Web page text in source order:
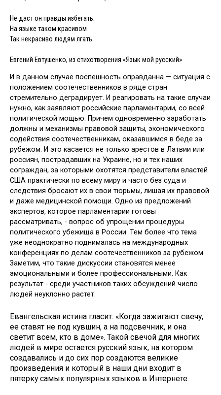
Не даст он правды избегать.
На языке таком красивом
Так некрасиво людям лгать.
Евгений Евтушенко, из стихотворения «Язык мой русский»
И в данном случае поспешность оправданна — ситуация с
положением соотечественников в ряде стран
стремительно деградирует. И реагировать на такие случаи
нужно, как заявляют российские парламентарии, со всей
политической мощью. Причем одновременно заработать
должны и механизмы правовой защиты, экономического
содействия соотечественникам, оказавшимся в беде за
рубежом. И это касается не только арестов в Латвии или
россиян, пострадавших на Украине, но и тех наших
сограждан, за которыми охотятся представители властей
США практически по всему миру и часто без суда и
следствия бросают их в свои тюрьмы, лишая их правовой
и даже медицинской помощи. Одно из предложений
экспертов, которое парламентарии готовы
рассматривать, - вопрос об упрощении процедуры
политического убежища в России. Тем более что тема
уже неоднократно поднималась на международных
конференциях по делам соотечественников за рубежом.
Заметим, что такие дискуссии становятся менее
эмоциональными и более профессиональными. Как
результат - среди участников таких обсуждений число
людей неуклонно растет.
Евангельская истина гласит: «Когда зажигают свечу,
ее ставят не под кувшин, а на подсвечник, и она
светит всем, кто в доме». Такой свечой для многих
людей в мире остается русский язык, на котором
создавались и до сих пор создаются великие
произведения и который в наши дни входит в
пятерку самых популярных языков в Интернете.